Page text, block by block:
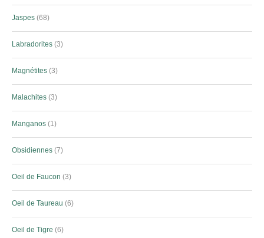
Jaspes 68
Labradorites 3
Magnétites 3
Malachites 3
Manganos 1
Obsidiennes 7
Oeil de Faucon 3
Oeil de Taureau 6
Oeil de Tigre 6